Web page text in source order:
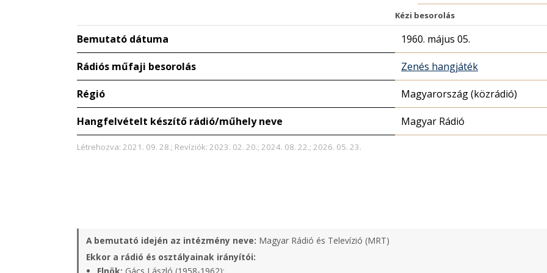
Kézi besorolás
Bemutató dátuma 1960. május 05.
Rádiós műfaji besorolás Zenés hangjáték
Régió Magyarország (közrádió)
Hangfelvételt készítő rádió/műhely neve Magyar Rádió
Létrehozva: 2021. 09. 28.; Revíziók: 2023. 02. 20.; 2024. 08. 22.; 2026. 05. 23.
A bemutató idején az intézmény neve: Magyar Rádió és Televízió (MRT)
Ekkor a rádió és osztályainak irányítói: